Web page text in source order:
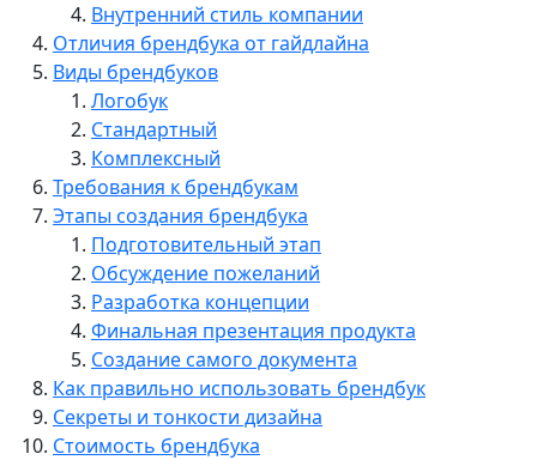
Внутренний стиль компании
Отличия брендбука от гайдлайна
Виды брендбуков
Логобук
Стандартный
Комплексный
Требования к брендбукам
Этапы создания брендбука
Подготовительный этап
Обсуждение пожеланий
Разработка концепции
Финальная презентация продукта
Создание самого документа
Как правильно использовать брендбук
Секреты и тонкости дизайна
Стоимость брендбука